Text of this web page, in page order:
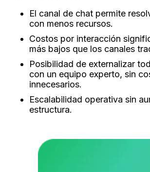
El canal de chat permite
con menos recursos.
Costos por interacción
más bajos que los canales
Posibilidad de externalizar
con un equipo experto, sin
innecesarios.
Escalabilidad operativa sin
estructura.